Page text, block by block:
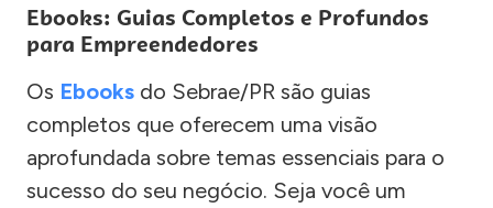
Ebooks: Guias Completos e Profundos
para Empreendedores
Os Ebooks do Sebrae/PR são guias
completos que oferecem uma visão
aprofundada sobre temas essenciais para o
sucesso do seu negócio. Seja você um